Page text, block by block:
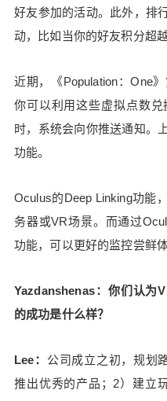
好友参加的活动。此外，排
动，比如当你的好友积分超
近期，《Population：One
你可以利用这些虚拟点数
时，系统会向你推送通知。
功能。
Oculus的Deep Linking功能
务器或VR场景。而通过
功能，可以更好的监控尝鲜
Yazdanshenas：你们认为
的成功是什么样？
Lee： 公司成立之初，规划
推出优秀的产品；2）建立